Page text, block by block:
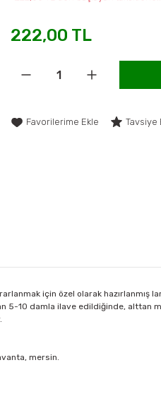
222,00 TL
Tavsiye
için özel olarak hazırlanmış
10 damla ilave edildiğinde, alttan
mersin.